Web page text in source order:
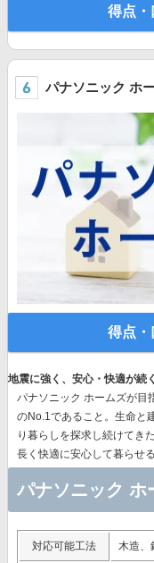
得点・
パナソニック ホ
得点・
地震に強く、安心・快適が続
パナソニック ホームズが目
のNo.1であること。生命と
り暮らしを探求し続けてき
長く快適に安心して暮らせ
パナソニック ホ
対応可能工法 木造、